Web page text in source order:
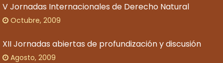
V Jornadas Internacionales de Derecho Natural
Octubre, 2009
XII Jornadas abiertas de profundización y discusión
Agosto, 2009